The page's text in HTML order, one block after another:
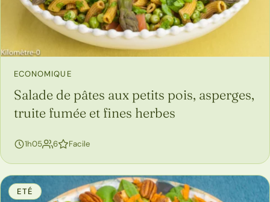
ECONOMIQUE
Salade de pâtes aux petits pois, asperges,
truite fumée et fines herbes
1h05 6personnes
Facile
ETÉ